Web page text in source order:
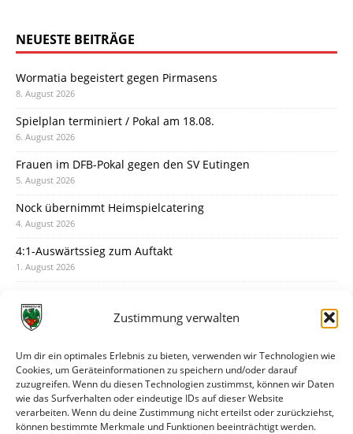
Zustimmung verwalten
Um dir ein optimales Erlebnis zu bieten, verwenden wir Technologien wie
Cookies, um Geräteinformationen zu speichern und/oder darauf
zuzugreifen. Wenn du diesen Technologien zustimmst, können wir Daten
wie das Surfverhalten oder eindeutige IDs auf dieser Website
verarbeiten. Wenn du deine Zustimmung nicht erteilst oder zurückziehst,
können bestimmte Merkmale und Funktionen beeinträchtigt werden.
NEUESTE BEITRÄGE
Wormatia begeistert gegen Pirmasens
8. August 2026
Spielplan terminiert / Pokal am 18.08.
6. August 2026
Frauen im DFB-Pokal gegen den SV Eutingen
5. August 2026
Nock übernimmt Heimspielcatering
4. August 2026
4:1-Auswärtssieg zum Auftakt
1. August 2026
31. Juli 2026
30. Juli 2026
Deine Spielminute: 89+1
28. Juli 2026
Neuer Rückensponsor